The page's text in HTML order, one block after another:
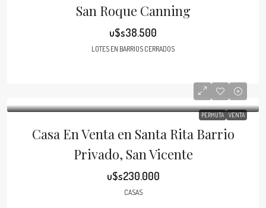
San Roque Canning
u$s38.500
LOTES EN BARRIOS CERRADOS
PERMUTA VENTA
Casa En Venta en Santa Rita Barrio
Privado, San Vicente
u$s230.000
CASAS